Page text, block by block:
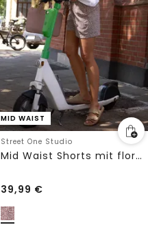
MID WAIST
Street One Studio
Mid Waist Shorts mit floralem Print
39,99 €